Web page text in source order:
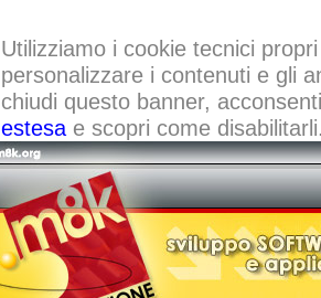
Utilizziamo i cookie tecnici
personalizzare i contenuti e gli
chiudi questo banner,
estesae scopri come